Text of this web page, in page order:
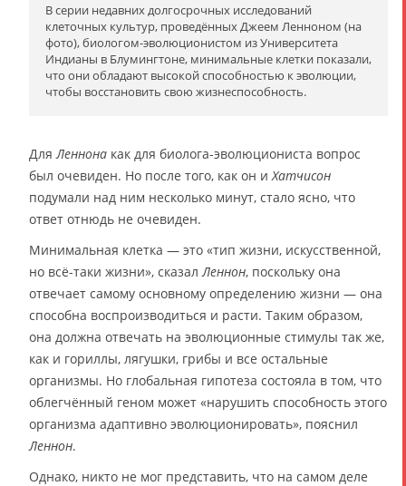
В серии недавних долгосрочных исследований
клеточных культур, проведённых Джеем Ленноном (на
фото), биологом-эволюционистом из Университета
Индианы в Блумингтоне, минимальные клетки показали,
что они обладают высокой способностью к эволюции,
чтобы восстановить свою жизнеспособность.
Для Леннона как для биолога-эволюциониста вопрос
был очевиден. Но после того, как он и Хатчисон
подумали над ним несколько минут, стало ясно, что
ответ отнюдь не очевиден.
Минимальная клетка — это «тип жизни, искусственной,
но всё-таки жизни», сказал Леннон, поскольку она
отвечает самому основному определению жизни — она
способна воспроизводиться и расти. Таким образом,
она должна отвечать на эволюционные стимулы так же,
как и гориллы, лягушки, грибы и все остальные
организмы. Но глобальная гипотеза состояла в том, что
облегчённый геном может «нарушить способность этого
организма адаптивно эволюционировать», пояснил
Леннон.
Однако, никто не мог представить, что на самом деле